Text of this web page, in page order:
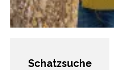
Schatzsuche